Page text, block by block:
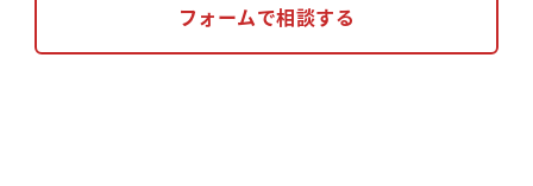
フォームで相談する